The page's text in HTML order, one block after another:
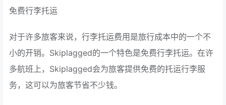
免费行李托运
对于许多旅客来说，行李托运费用是旅行成本中的一个不
小的开销。Skiplagged的一个特色是免费行李托运。在许
多航班上，Skiplagged会为旅客提供免费的托运行李服
务，这可以为旅客节省不少钱。